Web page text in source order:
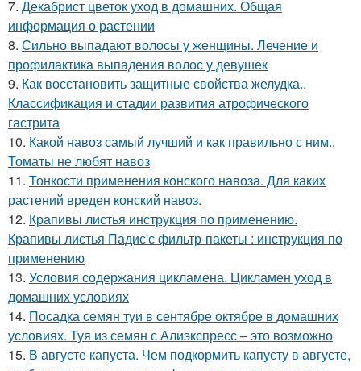
7. Декабрист цветок уход в домашних. Общая
информация о растении
8. Сильно выпадают волосы у женщины. Лечение и
профилактика выпадения волос у девушек
9. Как восстановить защитные свойства желудка..
Классификация и стадии развития атрофического
гастрита
10. Какой навоз самый лучший и как правильно с ним..
Томаты не любят навоз
11. Тонкости применения конского навоза. Для каких
растений вреден конский навоз.
12. Крапивы листья инструкция по применению.
Крапивы листья Падис'с фильтр-пакеты : инструкция по
применению
13. Условия содержания цикламена. Цикламен уход в
домашних условиях
14. Посадка семян туи в сентябре октябре в домашних
условиях. Туя из семян с Алиэкспресс – это возможно
15. В августе капуста. Чем подкормить капусту в августе,